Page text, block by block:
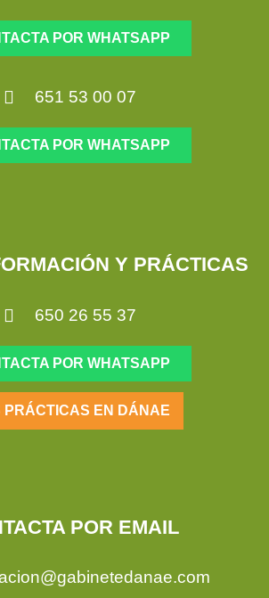
POR WHATSAPP
651 53 00 07
POR WHATSAPP
Y PRÁCTICAS
650 26 55 37
POR WHATSAPP
PRÁCTICAS EN DÁNAE
POR EMAIL